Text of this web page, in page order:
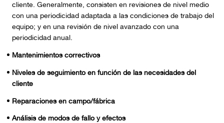
cliente. Generalmente, consisten en revisiones de nivel medio
con una periodicidad adaptada a las condiciones de trabajo del
equipo; y en una revisión de nivel avanzado con una
periodicidad anual.
Mantenimientos correctivos
Niveles de seguimiento en función de las necesidades del
cliente
Reparaciones en campo/fábrica
Análisis de modos de fallo y efectos